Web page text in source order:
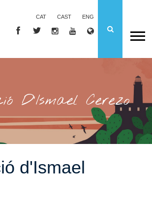
CAT CAST ENG
D'Ismael Cerezo
d'Ismael